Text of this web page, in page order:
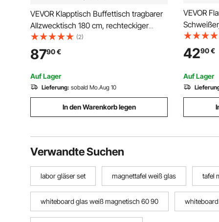
VEVOR Klapptisch Buffettisch tragbarer
Allzwecktisch 180 cm, rechteckiger
Kunststofftisch (für 4-6 Personen) mit
integriertem Griff, Gartentisch
Campingtisch für Partys Picknick
Camping, weiß
(2)
8790€
Auf Lager
Lieferung: sobald Mo.Aug 10
In den Warenkorb legen
VEVOR
Monteure
4290€
Auf Lager
Verwandte Suchen
labor gläser set magnettafel weiß glas tafel
whiteboard glas weiß magnetisch 60 90